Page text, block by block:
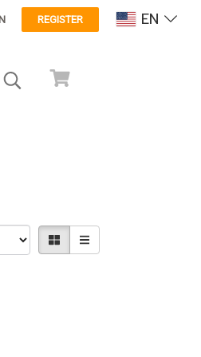
REGISTER EN